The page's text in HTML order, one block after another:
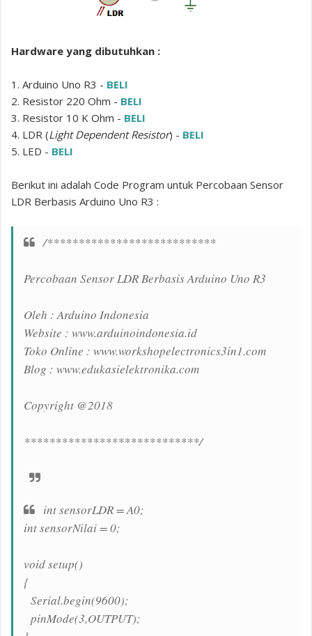
Hardware yang dibutuhkan :
1. Arduino Uno R3 - BELI
2. Resistor 220 Ohm - BELI
3. Resistor 10 K Ohm - BELI
4. LDR (Light Dependent Resistor) - BELI
5. LED - BELI
Berikut ini adalah Code Program untuk Percobaan Sensor
LDR Berbasis Arduino Uno R3 :
/***************************
Percobaan Sensor LDR Berbasis Arduino Uno R3
Oleh : Arduino Indonesia
Website : www.arduinoindonesia.id
Toko Online : www.workshopelectronics3in1.com
Blog : www.edukasielektronika.com
Copyright @2018
****************************/
int sensorLDR = A0;
int sensorNilai = 0;
void setup()
{
Serial.begin(9600);
pinMode(3,OUTPUT);